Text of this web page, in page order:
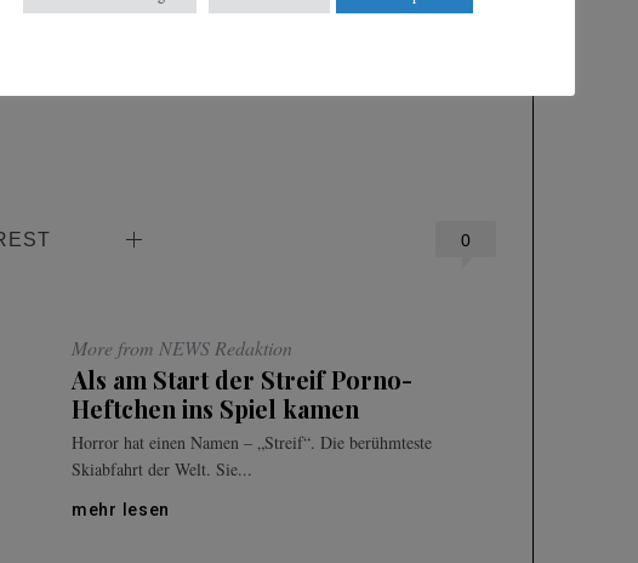
0
More from NEWS Redaktion
Als am Start der Streif Porno-
Heftchen ins Spiel kamen
Horror hat einen Namen – „Streif“. Die berühmteste
Skiabfahrt der Welt. Sie...
mehr lesen